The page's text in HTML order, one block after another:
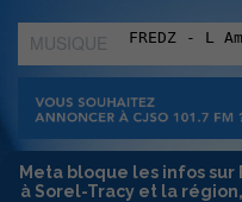
MUSIQUE
:
Meta bloque les infos sur
à Sorel-Tracy et la